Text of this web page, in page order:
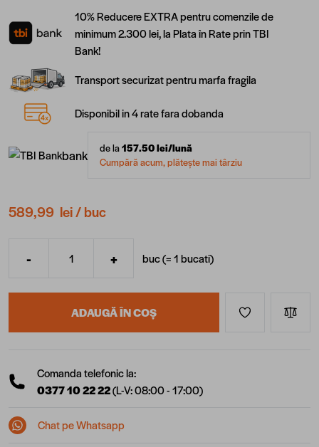
10% Reducere EXTRA pentru comenzile de
minimum 2.300 lei, la Plata în Rate prin TBI
Bank!
Transport securizat pentru marfa fragila
Disponibil in 4 rate fara dobanda
bank de la157.50lei/lună
Cumpără acum, plătește mai târziu
589,99 lei/ buc
Cantitate
- + buc (=1bucati)
ADAUGĂ ÎN COȘ
Comanda telefonic la:
0377 10 22 22(L-V: 08:00 - 17:00)
Chat pe Whatsapp